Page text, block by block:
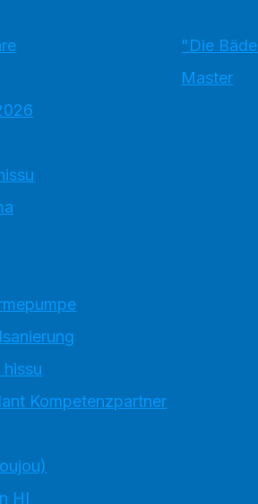
Kompetenzpartner
HI
"Die
Master